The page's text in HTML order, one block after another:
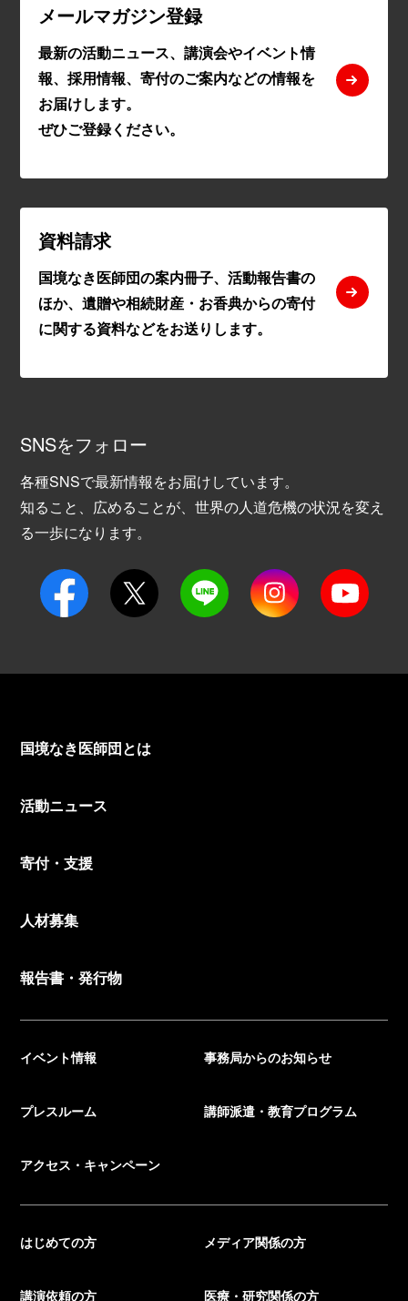
メールマガジン登録
最新の活動ニュース、講演会やイベント情
報、採用情報、寄付のご案内などの情報を
お届けします。
ぜひご登録ください。
資料請求
国境なき医師団の案内冊子、活動報告書の
ほか、遺贈や相続財産・お香典からの寄付
に関する資料などをお送りします。
SNSをフォロー
各種SNSで最新情報をお届けしています。
知ること、広めることが、世界の人道危機の状況を変え
る一歩になります。
国境なき医師団とは
活動ニュース
寄付・支援
人材募集
報告書・発行物
イベント情報 事務局からのお知らせ
プレスルーム 講師派遣・教育プログラム
アクセス・キャンペーン
はじめての方 メディア関係の方
講演依頼の方 医療・研究関係の方